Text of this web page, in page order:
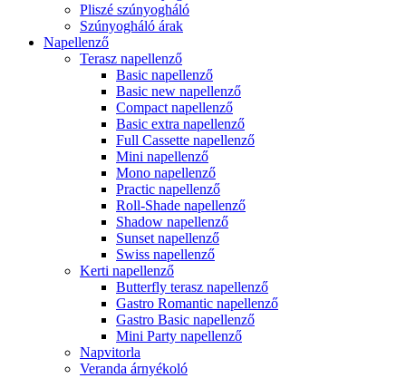
Pliszé szúnyogháló
Szúnyogháló árak
Napellenző
Terasz napellenző
Basic napellenző
Basic new napellenző
Compact napellenző
Basic extra napellenző
Full Cassette napellenző
Mini napellenző
Mono napellenző
Practic napellenző
Roll-Shade napellenző
Shadow napellenző
Sunset napellenző
Swiss napellenző
Kerti napellenző
Butterfly terasz napellenző
Gastro Romantic napellenző
Gastro Basic napellenző
Mini Party napellenző
Napvitorla
Veranda árnyékoló